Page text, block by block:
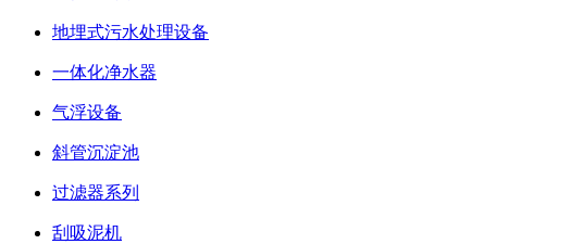
地埋式污水处理设备
一体化净水器
气浮设备
斜管沉淀池
过滤器系列
刮吸泥机